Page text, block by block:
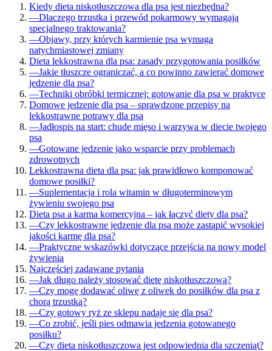
Kiedy dieta niskotłuszczowa dla psa jest niezbędna?
—Dlaczego trzustka i przewód pokarmowy wymagają
specjalnego traktowania?
—Objawy, przy których karmienie psa wymaga
natychmiastowej zmiany
Dieta lekkostrawna dla psa: zasady przygotowania posiłków
—Jakie tłuszcze ograniczać, a co powinno zawierać domowe
jedzenie dla psa?
—Techniki obróbki termicznej: gotowanie dla psa w praktyce
Domowe jedzenie dla psa – sprawdzone przepisy na
lekkostrawne potrawy dla psa
—Jadłospis na start: chude mięso i warzywa w diecie twojego
psa
—Gotowane jedzenie jako wsparcie przy problemach
zdrowotnych
Lekkostrawna dieta dla psa: jak prawidłowo komponować
domowe posiłki?
—Suplementacja i rola witamin w długoterminowym
żywieniu swojego psa
Dieta psa a karma komercyjna – jak łączyć diety dla psa?
—Czy lekkostrawne jedzenie dla psa może zastąpić wysokiej
jakości karmę dla psa?
—Praktyczne wskazówki dotyczące przejścia na nowy model
żywienia
Najczęściej zadawane pytania
—Jak długo należy stosować dietę niskotłuszczową?
—Czy mogę dodawać oliwę z oliwek do posiłków dla psa z
chorą trzustką?
—Czy gotowy ryż ze sklepu nadaje się dla psa?
—Co zrobić, jeśli pies odmawia jedzenia gotowanego
posiłku?
—Czy dieta niskotłuszczowa jest odpowiednia dla szczeniąt?